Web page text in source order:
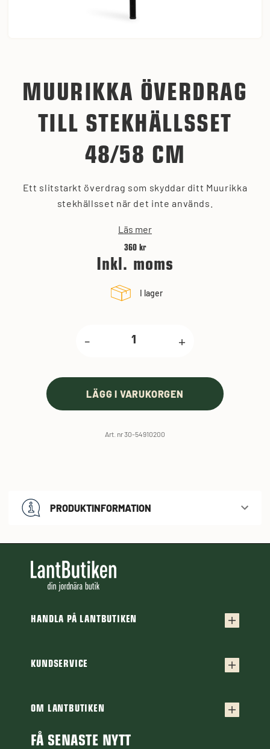
MUURIKKA ÖVERDRAG
TILL STEKHÄLLSSET
48/58 CM
Ett slitstarkt överdrag som skyddar ditt Muurikka
stekhällsset när det inte används.
Läs mer
360 kr
Inkl. moms
I lager
- +
LÄGG I VARUKORGEN
Art. nr 30-54910200
PRODUKTINFORMATION
HANDLA PÅ LANTBUTIKEN
Frakt & leverans
Finansiering
Guider & Artiklar
KUNDSERVICE
Frågor & svar
Cookiepolicy
OM LANTBUTIKEN
Om Lantbutiken
FÅ SENASTE NYTT